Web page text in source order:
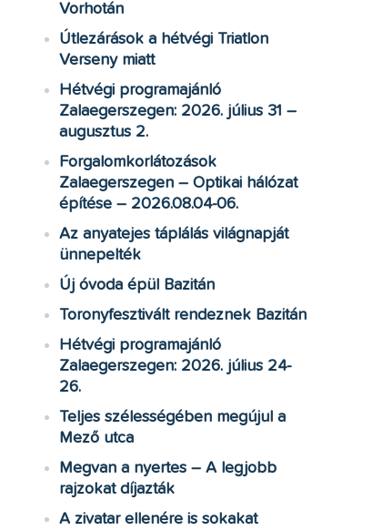
Vorhotán
Útlezárások a hétvégi Triatlon
Verseny miatt
Hétvégi programajánló
Zalaegerszegen: 2026. július 31 –
augusztus 2.
Forgalomkorlátozások
Zalaegerszegen – Optikai hálózat
építése – 2026.08.04-06.
Az anyatejes táplálás világnapját
ünnepelték
Új óvoda épül Bazitán
Toronyfesztivált rendeznek Bazitán
Hétvégi programajánló
Zalaegerszegen: 2026. július 24-
26.
Teljes szélességében megújul a
Mező utca
Megvan a nyertes – A legjobb
rajzokat díjazták
A zivatar ellenére is sokakat